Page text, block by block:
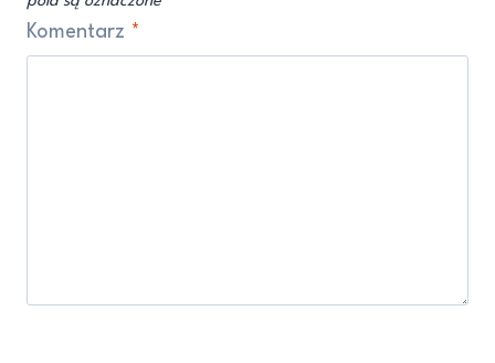
Komentarz *